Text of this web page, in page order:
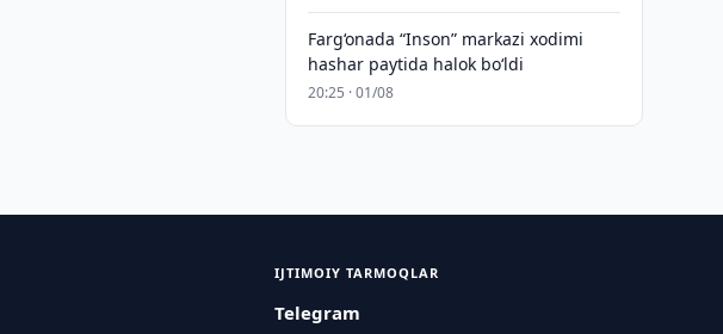
Farg‘onada “Inson” markazi xodimi
hashar paytida halok bo‘ldi
20:25 · 01/08
IJTIMOIY TARMOQLAR
Telegram